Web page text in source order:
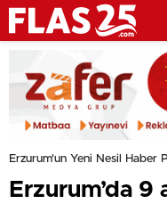
Erzurum'un Yeni Nesil Haber
Erzurum’da